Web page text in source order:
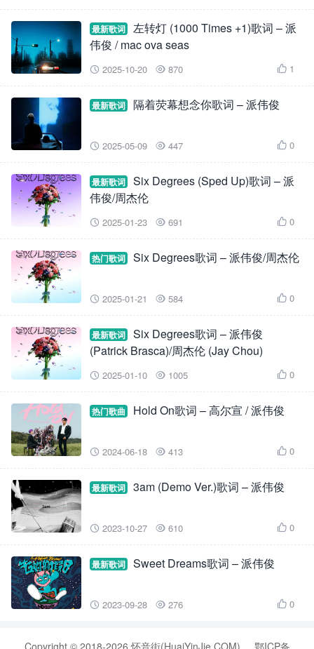
最新歌词
左转灯 (1000 Times +1)歌词 – 派
伟俊 / mac ova seas
 2025-10-20  870  1
最新歌词 隔着荧幕想念你歌词 – 派伟俊
 2025-05-09  447  0
最新歌词
Six Degrees (Sped Up)歌词 – 派
伟俊/周杰伦
 2025-01-23  691  0
热门歌词 Six Degrees歌词 – 派伟俊/周杰伦
 2025-01-21  584  0
最新歌词
Six Degrees歌词 – 派伟俊
(Patrick Brasca)/周杰伦 (Jay Chou)
 2025-01-10  1005  0
热门歌曲 Hold On歌词 – 高尔宣 / 派伟俊
 2024-06-18  413  0
最新歌词 3am (Demo Ver.)歌词 – 派伟俊
 2023-10-27  610  0
最新歌词 Sweet Dreams歌词 – 派伟俊
 2023-09-28  276  0
Copyright © 2018-2026 怀音街(HuaiYinJie.COM) 鄂ICP备